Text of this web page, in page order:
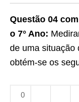
Questão 04
o 7° Ano:
de uma situação
obtém-se os
0